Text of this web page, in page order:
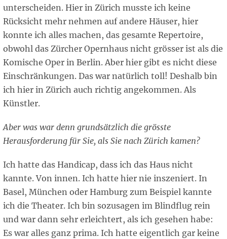
unterscheiden. Hier in Zürich musste ich keine
Rücksicht mehr nehmen auf andere Häuser, hier
konnte ich alles machen, das gesamte Repertoire,
obwohl das Zürcher Opernhaus nicht grösser ist als die
Komische Oper in Berlin. Aber hier gibt es nicht diese
Einschränkungen. Das war natürlich toll! Deshalb bin
ich hier in Zürich auch richtig angekommen. Als
Künstler.
Aber was war denn grundsätzlich die grösste
Herausforderung für Sie, als Sie nach Zürich kamen?
Ich hatte das Handicap, dass ich das Haus nicht
kannte. Von innen. Ich hatte hier nie inszeniert. In
Basel, München oder Hamburg zum Beispiel kannte
ich die Theater. Ich bin sozusagen im Blindflug rein
und war dann sehr erleichtert, als ich gesehen habe:
Es war alles ganz prima. Ich hatte eigentlich gar keine